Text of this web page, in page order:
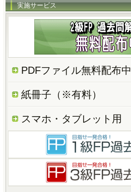
実施サービス
PDFファイル無料配布中
紙冊子（※有料）
スマホ・タブレット用